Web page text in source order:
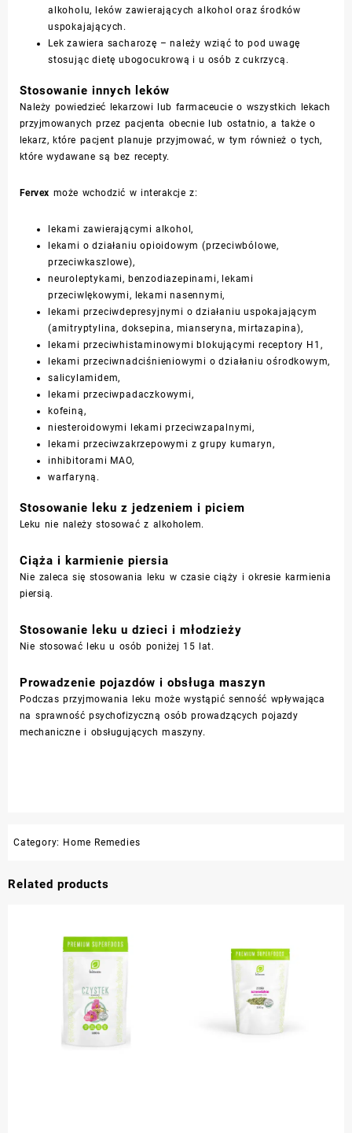
alkoholu, leków zawierających alkohol oraz środków
uspokajających.
Lek zawiera sacharozę – należy wziąć to pod uwagę
stosując dietę ubogocukrową i u osób z cukrzycą.
Stosowanie innych leków
Należy powiedzieć lekarzowi lub farmaceucie o wszystkich lekach
przyjmowanych przez pacjenta obecnie lub ostatnio, a także o
lekarz, które pacjent planuje przyjmować, w tym również o tych,
które wydawane są bez recepty.
Fervex może wchodzić w interakcje z:
lekami zawierającymi alkohol,
lekami o działaniu opioidowym (przeciwbólowe,
przeciwkaszlowe),
neuroleptykami, benzodiazepinami, lekami
przeciwlękowymi, lekami nasennymi,
lekami przeciwdepresyjnymi o działaniu uspokajającym
(amitryptylina, doksepina, mianseryna, mirtazapina),
lekami przeciwhistaminowymi blokującymi receptory H1,
lekami przeciwnadciśnieniowymi o działaniu ośrodkowym,
salicylamidem,
lekami przeciwpadaczkowymi,
kofeiną,
niesteroidowymi lekami przeciwzapalnymi,
lekami przeciwzakrzepowymi z grupy kumaryn,
inhibitorami MAO,
warfaryną.
Stosowanie leku z jedzeniem i piciem
Leku nie należy stosować z alkoholem.
Ciąża i karmienie piersia
Nie zaleca się stosowania leku w czasie ciąży i okresie karmienia
piersią.
Stosowanie leku u dzieci i młodzieży
Nie stosować leku u osób poniżej 15 lat.
Prowadzenie pojazdów i obsługa maszyn
Podczas przyjmowania leku może wystąpić senność wpływająca
na sprawność psychofizyczną osób prowadzących pojazdy
mechaniczne i obsługujących maszyny.
Category: Home Remedies
Related products